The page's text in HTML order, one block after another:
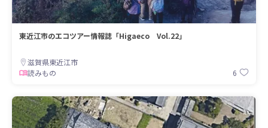
東近江市のエコツアー情報誌「Higaeco Vol.22」
滋賀県東近江市
読みもの
6